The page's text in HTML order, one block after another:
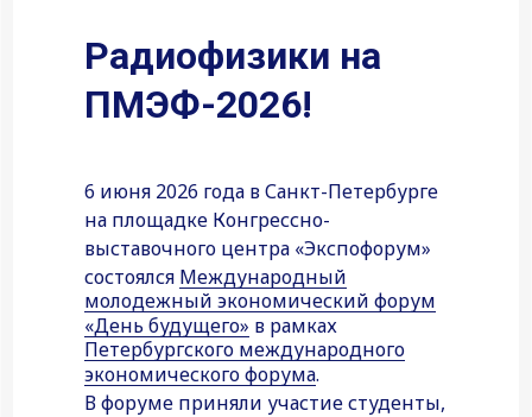
Радиофизики на
ПМЭФ-2026!
6 июня 2026 года в Санкт-Петербурге
на площадке Конгрессно-
выставочного центра «Экспофорум»
состоялся Международный
молодежный экономический форум
«День будущего» в рамках
Петербургского международного
экономического форума.
В форуме приняли участие студенты,